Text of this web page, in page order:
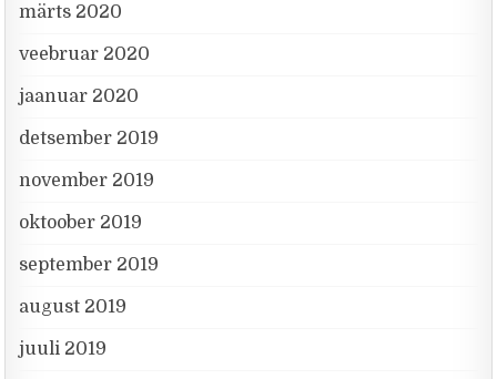
märts 2020
veebruar 2020
jaanuar 2020
detsember 2019
november 2019
oktoober 2019
september 2019
august 2019
juuli 2019